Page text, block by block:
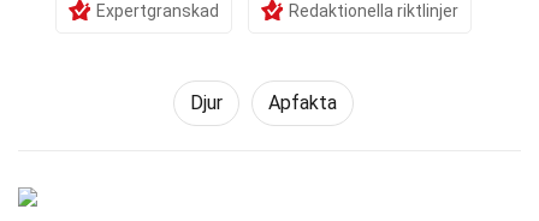
Expertgranskad Redaktionella riktlinjer
Djur Apfakta